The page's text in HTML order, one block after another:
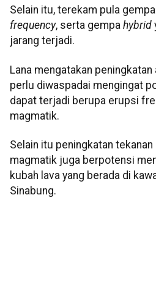
Selain itu, terekam pula
frequency, serta gempa hybrid
jarang terjadi.
Lana mengatakan
perlu diwaspadai mengingat
dapat terjadi berupa erupsi
magmatik.
Selain itu peningkatan
magmatik juga berpotensi
kubah lava yang berada di
Sinabung.